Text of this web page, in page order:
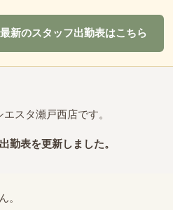
最新のスタッフ出勤表はこちら
スタ瀬戸西店です。
勤表を更新しました。
。